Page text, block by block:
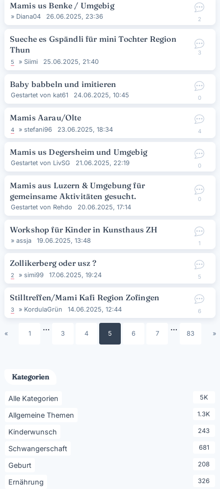
2
Mamis us Benke / Umgebig
» Diana04 26.06.2025, 23:36
3
Sueche es Gspändli für mini Tochter Region
Thun
5 » Siimi 25.06.2025, 21:40
0
Baby babbeln und imitieren
Gestartet von kat61 24.06.2025, 10:45
4
Mamis Aarau/Olte
4 » stefani96 23.06.2025, 18:34
0
Mamis us Degersheim und Umgebig
Gestartet von LivSG 21.06.2025, 22:19
0
Mamis aus Luzern & Umgebung für
gemeinsame Aktivitäten gesucht.
Gestartet von Rehdo 20.06.2025, 17:14
1
Workshop für Kinder in Kunsthaus ZH
» assja 19.06.2025, 13:48
5
Zollikerberg oder usz ?
2 » simi99 17.06.2025, 19:24
6
Stilltreffen/Mami Kafi Region Zofingen
3 » KordulaGrün 14.06.2025, 12:44
« 1
…
3 4 5 6 7
…
83 »
Kategorien
5K
Alle Kategorien
1.3K
Allgemeine Themen
243
Kinderwunsch
681
Schwangerschaft
208
Geburt
326
Ernährung